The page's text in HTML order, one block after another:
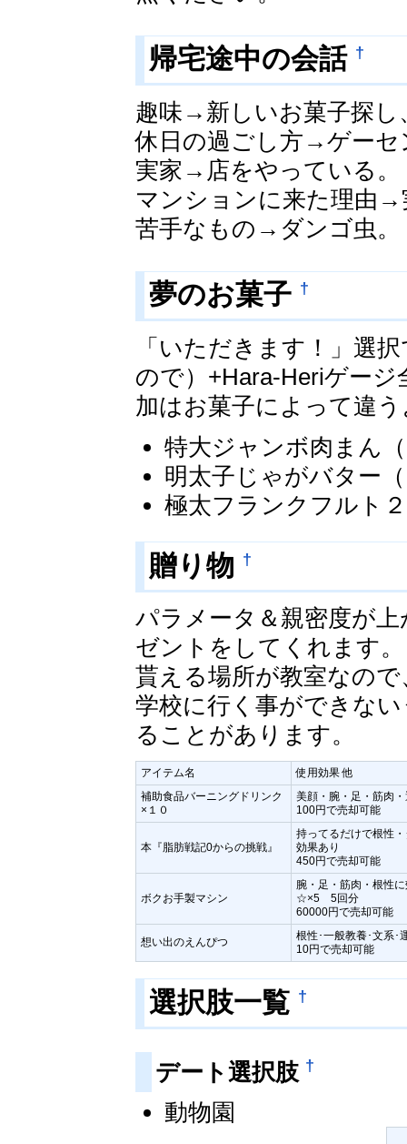
帰宅途中の会話 †
趣味→新しいお菓子探し
休日の過ごし方→ゲーセ
実家→店をやっている。
マンションに来た理由
苦手なもの→ダンゴ虫。
夢のお菓子 †
「いただきます！」選
ので）+Hara-Heriゲー
加はお菓子によって違
特大ジャンボ肉まん
明太子じゃがバター
極太フランクフルト
贈り物 †
パラメータ＆親密度が
ゼントをしてくれます。
貰える場所が教室なの
学校に行く事ができな
ることがあります。
アイテム名
使用効果 他
補助食品バーニングドリンク
×１０
美顔・腕・足・筋肉
100円で売却可能
本『脂肪戦記0からの挑戦』
持ってるだけで根性
効果あり
450円で売却可能
ボクお手製マシン
腕・足・筋肉・根性
☆×5 5回分
60000円で売却可能
想い出のえんぴつ
根性･一般教養･文系･
10円で売却可能
選択肢一覧 †
デート選択肢 †
動物園